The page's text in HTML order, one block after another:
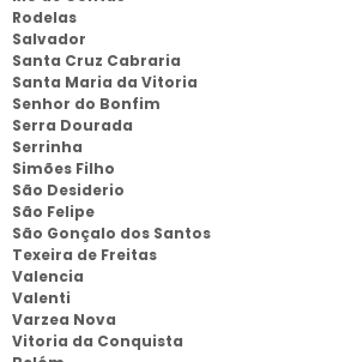
Rodelas
Salvador
Santa Cruz Cabraria
Santa Maria da Vitoria
Senhor do Bonfim
Serra Dourada
Serrinha
Simões Filho
São Desiderio
São Felipe
São Gonçalo dos Santos
Texeira de Freitas
Valencia
Valenti
Varzea Nova
Vitoria da Conquista